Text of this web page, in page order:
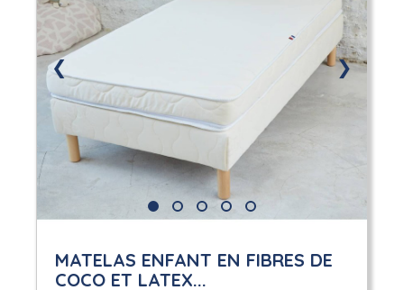
❮ ❯
MATELAS ENFANT EN FIBRES DE
COCO ET LATEX...